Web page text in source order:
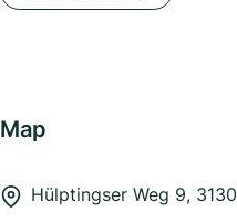
Map
Hülptingser Weg 9,